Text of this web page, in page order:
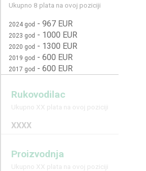
Ukupno 8 plata na ovoj poziciji
2024 god - 967 EUR
2023 god - 1000 EUR
2020 god - 1300 EUR
2019 god - 600 EUR
2017 god - 600 EUR
Rukovodilac
Ukupno XX plata na ovoj poziciji
XXXX
Proizvodnja
Ukupno XX plata na ovoj poziciji